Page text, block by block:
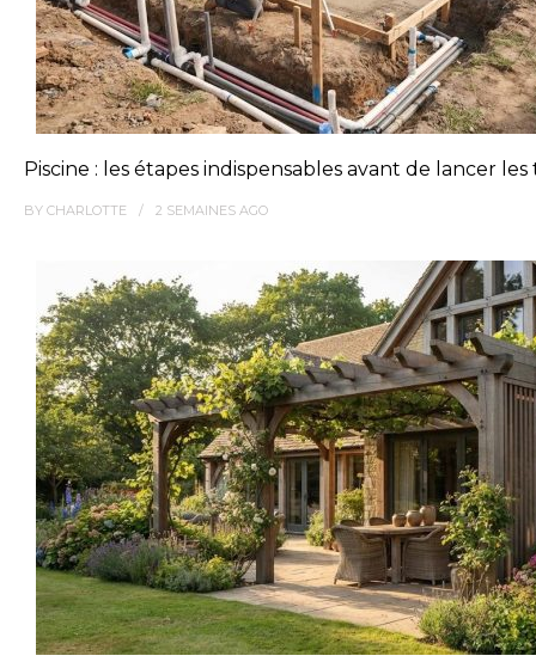
Piscine : les étapes indispensables avant de lancer
BY CHARLOTTE 2 SEMAINES AGO